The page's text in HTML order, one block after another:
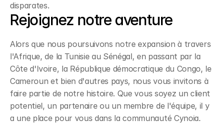
disparates.
Rejoignez notre aventure
Alors que nous poursuivons notre expansion à travers
l'Afrique, de la Tunisie au Sénégal, en passant par la
Côte d'Ivoire, la République démocratique du Congo, le
Cameroun et bien d'autres pays, nous vous invitons à
faire partie de notre histoire. Que vous soyez un client
potentiel, un partenaire ou un membre de l'équipe, il y
a une place pour vous dans la communauté Cynoia.